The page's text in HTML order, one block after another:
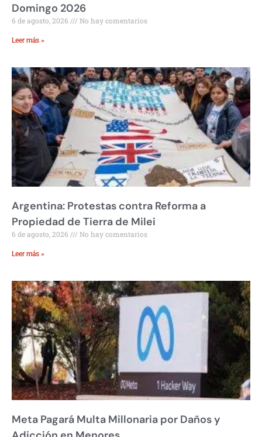
Domingo 2026
6 de agosto, 2026 No hay comentarios
Leer más »
Argentina: Protestas contra Reforma a
Propiedad de Tierra de Milei
6 de agosto, 2026 No hay comentarios
Leer más »
Meta Pagará Multa Millonaria por Daños y